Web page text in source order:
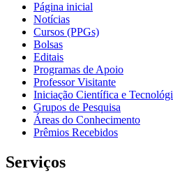
Página inicial
Notícias
Cursos (PPGs)
Bolsas
Editais
Programas de Apoio
Professor Visitante
Iniciação Científica e
Grupos de Pesquisa
Áreas do Conhecimento
Prêmios Recebidos
Serviços